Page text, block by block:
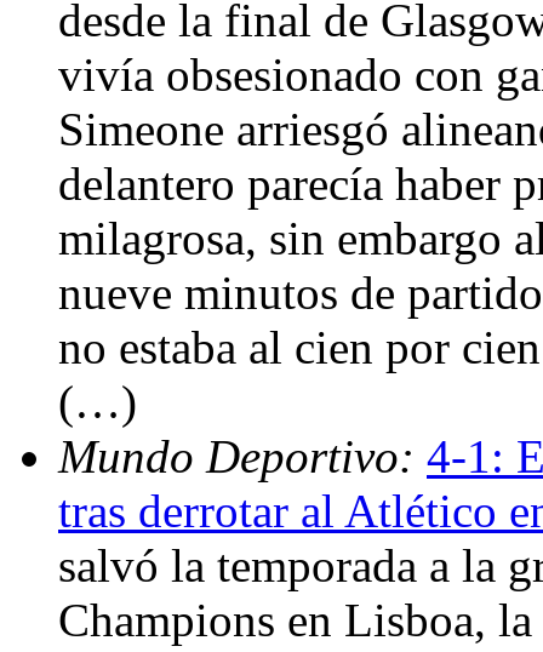
desde la final de
vivía obsesionado con
Simeone arriesgó
delantero parecía haber
milagrosa, sin embargo
nueve minutos de
no estaba al cien por
(…)
Mundo Deportivo: 4-1:
tras derrotar al Atlético
salvó la temporada a la
Champions en Lisboa, la